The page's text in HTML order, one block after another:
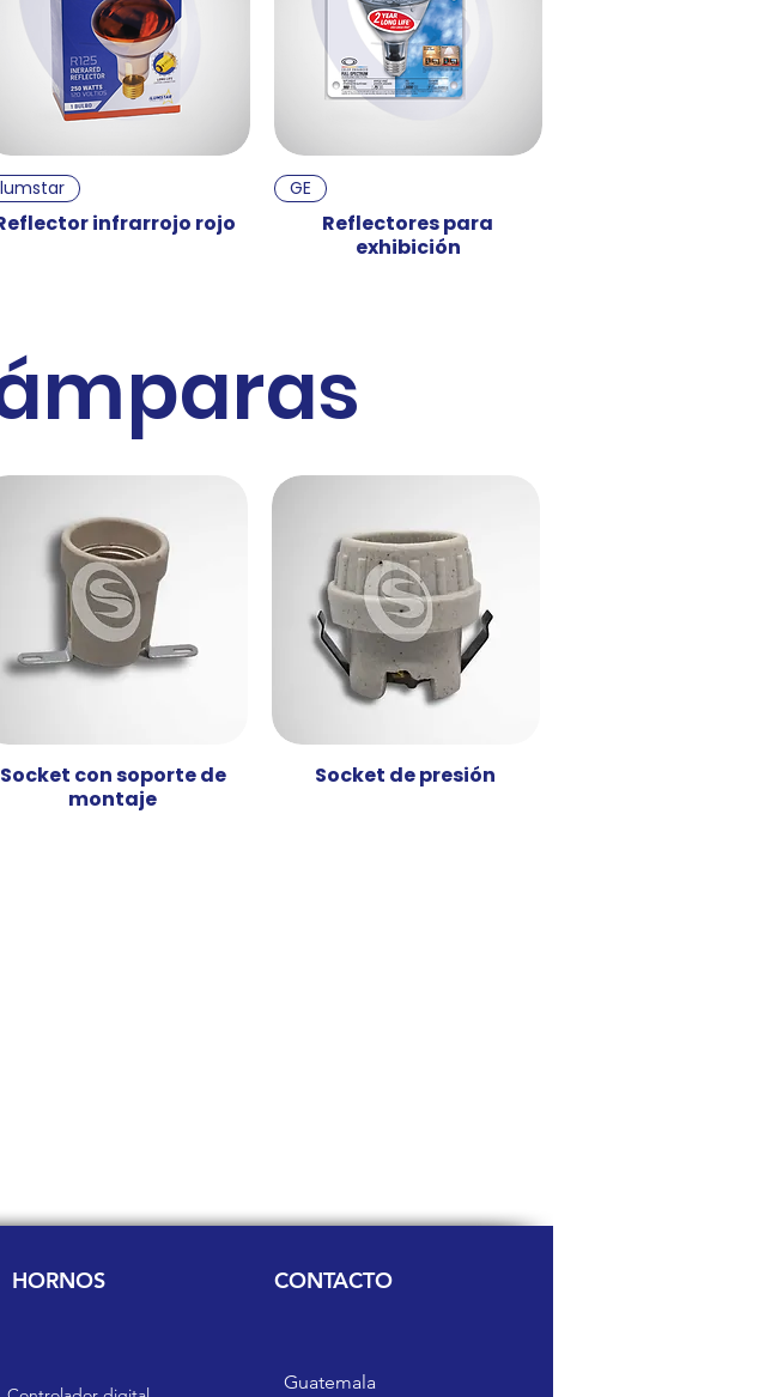
infrarrojo rojo
GE
Reflectores para
exhibición
Vista rápida
Socket con soporte de
montaje
Vista rápida
Socket de presión
HORNOS CONTACTO
Guatemala